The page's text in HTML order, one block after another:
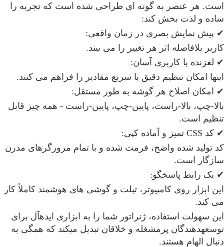
است. هر عنصر به گونه ای طراحی شده است که تجربه را
ساده و لذت بخش کند:
✔ پیش نمایش بصری در زمان واقعی:
کاربر بلافاصله اثر هر تغییر را می بیند.
✔ لغزنده با کاربری آسان:
اینها امکان تنظیم دقیق یا سریع مقادیر را فراهم می کنند.
✔ امکان اصلاح هر گوشه به طور مستقل:
بالا-چپ، بالا-راست، پایین-چپ، پایین-راست - همه چیز قابل
تنظیم است.
✔ کد CSS تمیز و آماده کپی:
کد تولید شده واضح، فرمت شده و با تمام مرورگرهای مدرن
سازگار است.
✔ یک رابط پاسخگو:
این ابزار روی کامپیوتر، تبلت و گوشی های هوشمند کاملاً کار
می کند.
این سهولت استفاده، ژنراتور شما را به ابزاری ایدهآل برای
توسعهدهندگان پرمشغله و خلاقان تبدیل میکند که همگی به
دنبال الهام هستند.